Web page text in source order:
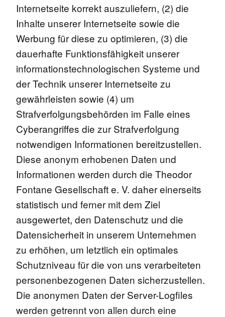
Internetseite korrekt auszuliefern, (2) die
Inhalte unserer Internetseite sowie die
Werbung für diese zu optimieren, (3) die
dauerhafte Funktionsfähigkeit unserer
informationstechnologischen Systeme und
der Technik unserer Internetseite zu
gewährleisten sowie (4) um
Strafverfolgungsbehörden im Falle eines
Cyberangriffes die zur Strafverfolgung
notwendigen Informationen bereitzustellen.
Diese anonym erhobenen Daten und
Informationen werden durch die Theodor
Fontane Gesellschaft e. V. daher einerseits
statistisch und ferner mit dem Ziel
ausgewertet, den Datenschutz und die
Datensicherheit in unserem Unternehmen
zu erhöhen, um letztlich ein optimales
Schutzniveau für die von uns verarbeiteten
personenbezogenen Daten sicherzustellen.
Die anonymen Daten der Server-Logfiles
werden getrennt von allen durch eine